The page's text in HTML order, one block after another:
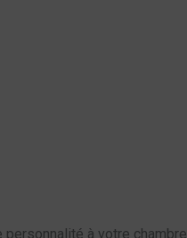
à votre